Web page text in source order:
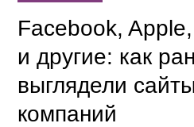
Facebook,
и другие: как
выглядели
компаний